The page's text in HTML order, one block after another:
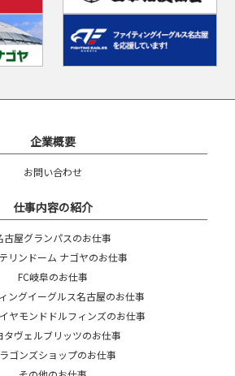
企業概要
お問い合わせ
仕事内容の紹介
古屋グランパスのお仕事
リンドーム ナゴヤのお仕事
FC岐阜のお仕事
ングイーグルス名古屋のお仕事
ヤモンドドルフィンズのお仕事
タヴェルブリッツのお仕事
ゴンズショップのお仕事